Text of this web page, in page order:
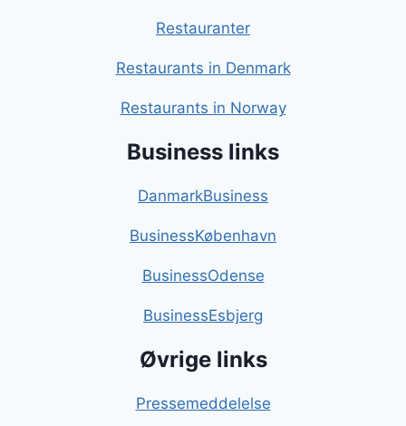
Restauranter
Restaurants in Denmark
Restaurants in Norway
Business links
DanmarkBusiness
BusinessKøbenhavn
BusinessOdense
BusinessEsbjerg
Øvrige links
Pressemeddelelse